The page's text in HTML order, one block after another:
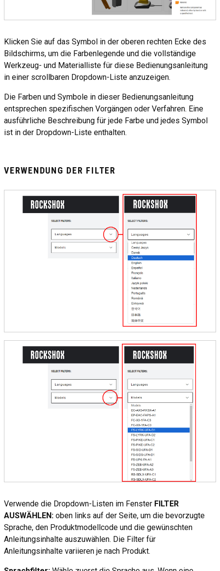
Klicken Sie auf das Symbol in der oberen rechten Ecke des
Bildschirms, um die Farbenlegende und die vollständige
Werkzeug- und Materialliste für diese Bedienungsanleitung
in einer scrollbaren Dropdown-Liste anzuzeigen.
Die Farben und Symbole in dieser Bedienungsanleitung
entsprechen spezifischen Vorgängen oder Verfahren. Eine
ausführliche Beschreibung für jede Farbe und jedes Symbol
ist in der Dropdown-Liste enthalten.
VERWENDUNG DER FILTER
Verwende die Dropdown-Listen im Fenster FILTER
AUSWÄHLEN: oben links auf der Seite, um die bevorzugte
Sprache, den Produktmodellcode und die gewünschten
Anleitungsinhalte auszuwählen. Die Filter für
Anleitungsinhalte variieren je nach Produkt.